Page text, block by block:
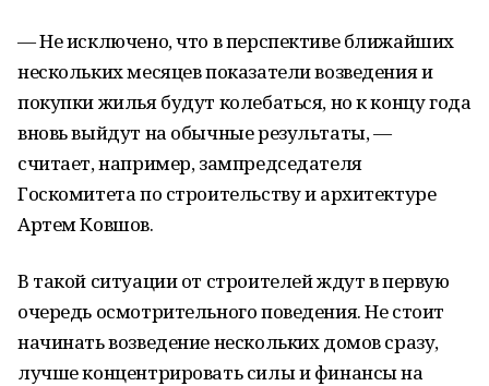
— Не исключено, что в перспективе ближайших
нескольких месяцев показатели возведения и
покупки жилья будут колебаться, но к концу года
вновь выйдут на обычные результаты, —
считает, например, зампредседателя
Госкомитета по строительству и архитектуре
Артем Ковшов.
В такой ситуации от строителей ждут в первую
очередь осмотрительного поведения. Не стоит
начинать возведение нескольких домов сразу,
лучше концентрировать силы и финансы на